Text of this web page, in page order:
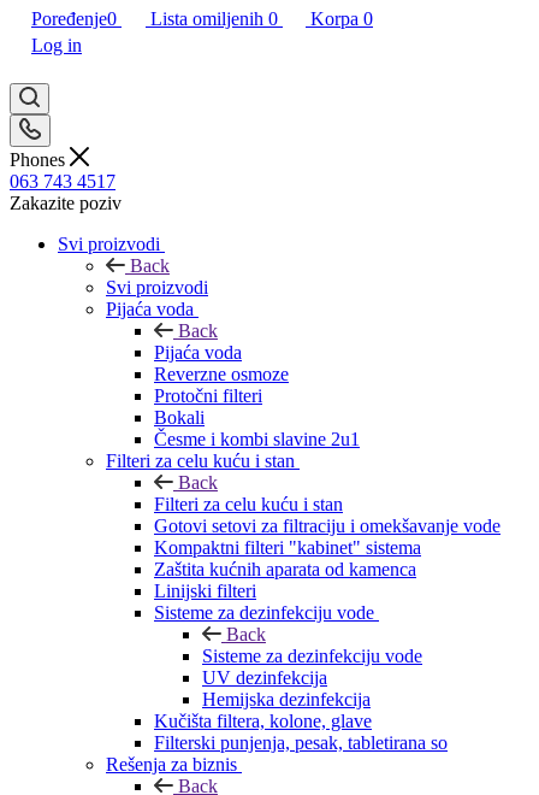
Poređenje0 Lista omiljenih 0 Korpa 0
Log in
Phones
063 743 4517
Zakazite poziv
Svi proizvodi
Back
Svi proizvodi
Pijaća voda
Back
Pijaća voda
Reverzne osmoze
Protočni filteri
Bokali
Česme i kombi slavine 2u1
Filteri za celu kuću i stan
Back
Filteri za celu kuću i stan
Gotovi setovi za filtraciju i omekšavanje vode
Kompaktni filteri "kabinet" sistema
Zaštita kućnih aparata od kamenca
Linijski filteri
Sisteme za dezinfekciju vode
Back
Sisteme za dezinfekciju vode
UV dezinfekcija
Hemijska dezinfekcija
Kučišta filtera, kolone, glave
Filterski punjenja, pesak, tabletirana so
Rešenja za biznis
Back